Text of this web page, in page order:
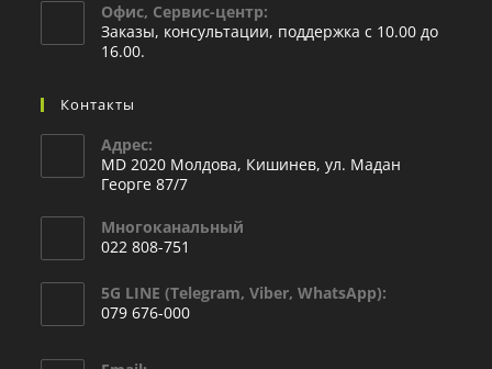
Офис, Сервис-центр:
Заказы, консультации, поддержка с 10.00 до
16.00.
Контакты
Адрес:
MD 2020 Молдова, Кишинев, ул. Мадан
Георге 87/7
Многоканальный
022 808-751
5G LINE (Telegram, Viber, WhatsApp):
079 676-000